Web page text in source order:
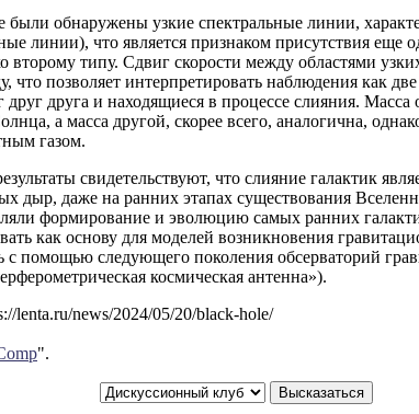
были обнаружены узкие спектральные линии,
линии), что является признаком присутствия еще
второму типу. Сдвиг скорости между областями
что позволяет интерпретировать наблюдения как
друга и находящиеся в процессе слияния.
а масса другой, скорее всего, аналогична,
газом.
свидетельствуют, что слияние галактик
дыр, даже на ранних этапах существования
формирование и эволюцию самых ранних
как основу для моделей возникновения
с помощью следующего поколения обсерваторий
космическая антенна»).
lenta.ru/news/2024/05/20/black-hole/
".